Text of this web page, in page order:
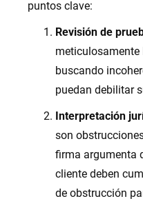
puntos clave:
Revisión de
meticulosamente
buscando
puedan debilitar
Interpretación
son
firma argumenta
cliente deben
de obstrucción